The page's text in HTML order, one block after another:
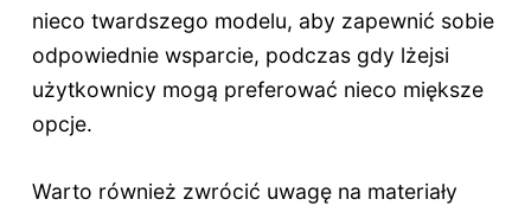
nieco twardszego modelu, aby zapewnić sobie
odpowiednie wsparcie, podczas gdy lżejsi
użytkownicy mogą preferować nieco miększe
opcje.
Warto również zwrócić uwagę na materiały